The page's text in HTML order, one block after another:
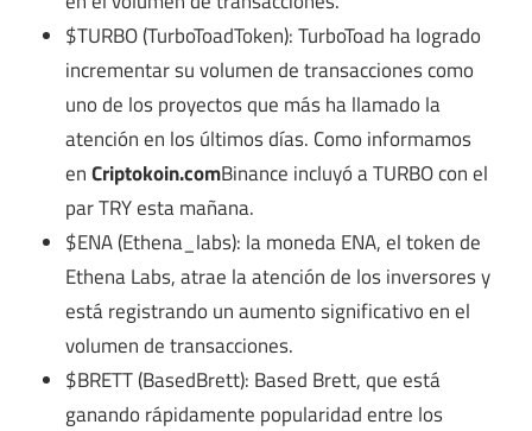
$TURBO (TurboToadToken): TurboToad ha logrado
incrementar su volumen de transacciones como
uno de los proyectos que más ha llamado la
atención en los últimos días. Como informamos
enCriptokoin.comBinance incluyó a TURBO con el
par TRY esta mañana.
$ENA (Ethena_labs): la moneda ENA, el token de
Ethena Labs, atrae la atención de los inversores y
está registrando un aumento significativo en el
volumen de transacciones.
$BRETT (BasedBrett): Based Brett, que está
ganando rápidamente popularidad entre los